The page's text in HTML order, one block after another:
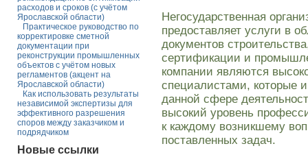
расходов и сроков (с учётом
Ярославской области)
Практическое руководство по
корректировке сметной
документации при
реконструкции промышленных
объектов с учётом новых
регламентов (акцент на
Ярославской области)
Как использовать результаты
независимой экспертизы для
эффективного разрешения
споров между заказчиком и
подрядчиком
Новые ссылки
Негосударственная
предоставляет услуги в
документов
сертификации и
компании являются
специалистами, которые
данной сфере
высокий уровень
к каждому возникшему
поставленных задач.